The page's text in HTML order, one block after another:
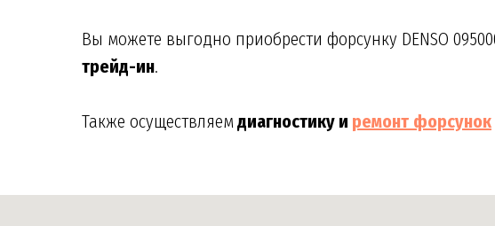
Вы можете выгодно приобрести форсунку DENSO
трейд-ин.
Также осуществляемдиагностику и ремонт форсунок